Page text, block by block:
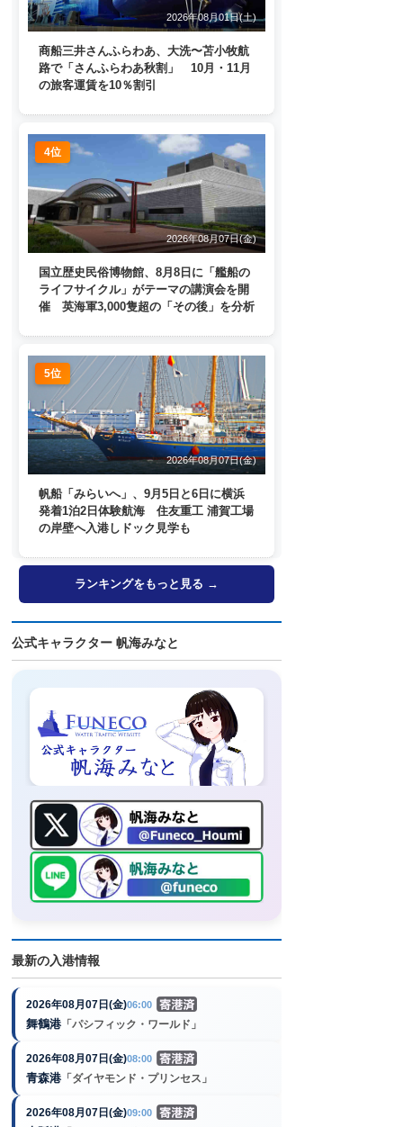
2026年08月01日(土)
商船三井さんふらわあ、大洗〜苫小牧航
路で「さんふらわあ秋割」 10月・11月
の旅客運賃を10％割引
4位
2026年08月07日(金)
国立歴史民俗博物館、8月8日に「艦船の
ライフサイクル」がテーマの講演会を開
催 英海軍3,000隻超の「その後」を分析
5位
2026年08月07日(金)
帆船「みらいへ」、9月5日と6日に横浜
発着1泊2日体験航海 住友重工 浦賀工場
の岸壁へ入港しドック見学も
ランキングをもっと見る →
公式キャラクター 帆海みなと
最新の入港情報
2026年08月07日(金)06:00
舞鶴港 「パシフィック・ワールド」
2026年08月07日(金)08:00
青森港 「ダイヤモンド・プリンセス」
2026年08月07日(金)09:00